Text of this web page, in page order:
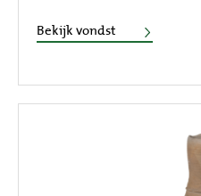
Bekijk vondst